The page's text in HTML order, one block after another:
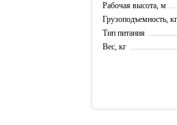
Рабочая высота, м
Грузоподъемность, кг
Тип питания
Вес, кг